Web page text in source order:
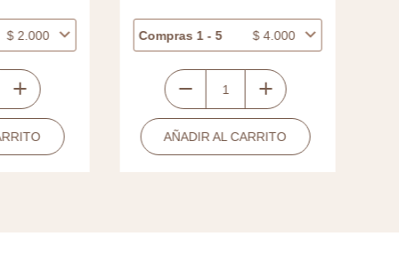
$2.000 Compras 1 - 5 $4.000
Centro
pulsera
covergold
AÑADIR AL CARRITO